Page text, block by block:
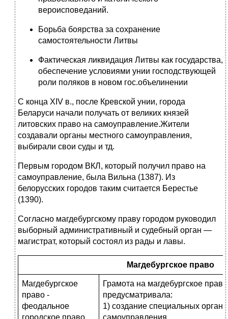
вероисповеданий.
Борьба боярства за сохранение
самостоятельности Литвы
Фактическая ликвидация Литвы как государства,
обеспечение условиями унии господствующей
роли поляков в новом гос.объелинении
С конца XIV в., после Кревской унии, города
Беларуси начали получать от великих князей
литовских право на самоуправление.Жители
создавали органы местного самоуправления,
выбирали свои суды и тд.
Первым городом ВКЛ, который получил право на
самоуправление, была Вильна (1387). Из
белорусских городов таким считается Берестье
(1390).
Согласно магдебургскому праву городом руководил
выборный административный и судебный орган — ​
магистрат, который состоял из рады и лавы.
Магдебургское право
Магдебургское
право -
феодальное
Грамота на магдебургское право
предусматривала:
1) создание специальных